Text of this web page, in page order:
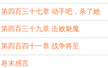
第四百三十七章 动手吧，杀了她
（第三更，10700字！求月票！）
第四百三十九章 击败魅魔
第四百四十一章 战争将至
卷末感言